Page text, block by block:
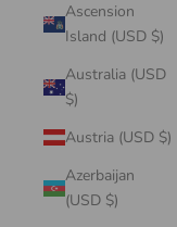
Ascension
Island (USD $)
Australia (USD
$)
Austria (USD $)
Azerbaijan
(USD $)